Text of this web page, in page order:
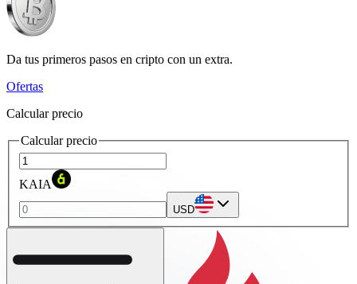
Da tus primeros pasos en cripto con un extra.
Ofertas
Calcular precio
Calcular precio
KAIA
USD